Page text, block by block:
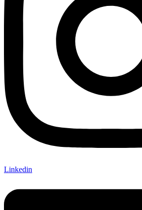
Linkedin